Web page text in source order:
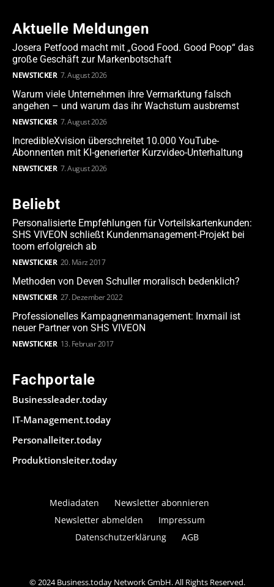
Aktuelle Meldungen
Josera Petfood macht mit „Good Food. Good Poop“ das
große Geschäft zur Markenbotschaft
NEWSTICKER 7. August 2026
Warum viele Unternehmen ihre Vermarktung falsch
angehen – und warum das ihr Wachstum ausbremst
NEWSTICKER 7. August 2026
IncredibleXvision überschreitet 10.000 YouTube-
Abonnenten mit KI-generierter Kurzvideo-Unterhaltung
NEWSTICKER 7. August 2026
Beliebt
Personalisierte Empfehlungen für Vorteilskartenkunden:
SHS VIVEON schließt Kundenmanagement-Projekt bei
toom erfolgreich ab
NEWSTICKER 20. März 2017
Methoden von Deven Schuller moralisch bedenklich?
NEWSTICKER 27. Dezember 2022
Professionelles Kampagnenmanagement: Inxmail ist
neuer Partner von SHS VIVEON
NEWSTICKER 13. Februar 2017
Fachportale
Businessleader.today
IT-Management.today
Personalleiter.today
Produktionsleiter.today
Mediadaten
Newsletter abonnieren
Newsletter abmelden
Impressum
Datenschutzerklärung
AGB
© 2024 Business.today Network GmbH. All Rights Reserved.